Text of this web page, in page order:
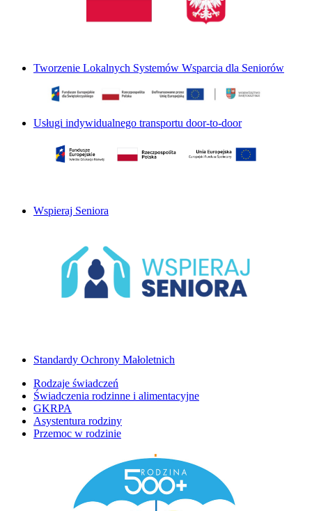
Tworzenie Lokalnych Systemów Wsparcia dla Seniorów
Usługi indywidualnego transportu door-to-door
Wspieraj Seniora
Standardy Ochrony Małoletnich
Rodzaje świadczeń
Świadczenia rodzinne i alimentacyjne
GKRPA
Asystentura rodziny
Przemoc w rodzinie